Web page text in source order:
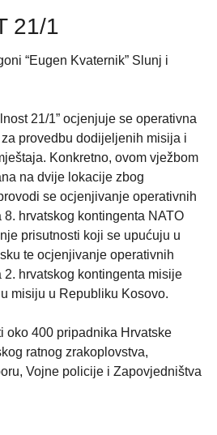
21/1
“Eugen Kvaternik” Slunj i
21/1” ocjenjuje se operativna
provedbu dodijeljenih misija i
Konkretno, ovom vježbom
na dvije lokacije zbog
se ocjenjivanje operativnih
hrvatskog kontingenta NATO
prisutnosti koji se upućuju u
te ocjenjivanje operativnih
hrvatskog kontingenta misije
misiju u Republiku Kosovo.
oko 400 pripadnika Hrvatske
ratnog zrakoplovstva,
Vojne policije i Zapovjedništva